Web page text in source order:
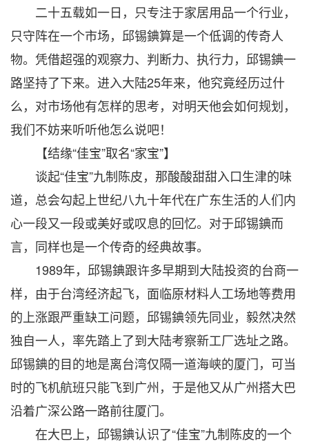
二十五载如一日，只专注于家居用品一个行业，
只守阵在一个市场，邱锡錪算是一个低调的传奇人
物。凭借超强的观察力、判断力、执行力，邱锡錪一
路坚持了下来。进入大陆25年来，他究竟经历过什
么，对市场他有怎样的思考，对明天他会如何规划，
我们不妨来听听他怎么说吧！
【结缘“佳宝”取名“家宝”】
谈起“佳宝”九制陈皮，那酸酸甜甜入口生津的味
道，总会勾起上世纪八九十年代在广东生活的人们内
心一段又一段或美好或叹息的回忆。对于邱锡錪而
言，同样也是一个传奇的经典故事。
1989年，邱锡錪跟许多早期到大陆投资的台商一
样，由于台湾经济起飞，面临原材料人工场地等费用
的上涨跟严重缺工问题，邱锡錪领先同业，毅然决然
独自一人，率先踏上了到大陆考察新工厂选址之路。
邱锡錪的目的地是离台湾仅隔一道海峡的厦门，可当
时的飞机航班只能飞到广州，于是他又从广州搭大巴
沿着广深公路一路前往厦门。
在大巴上，邱锡錪认识了“佳宝”九制陈皮的一个